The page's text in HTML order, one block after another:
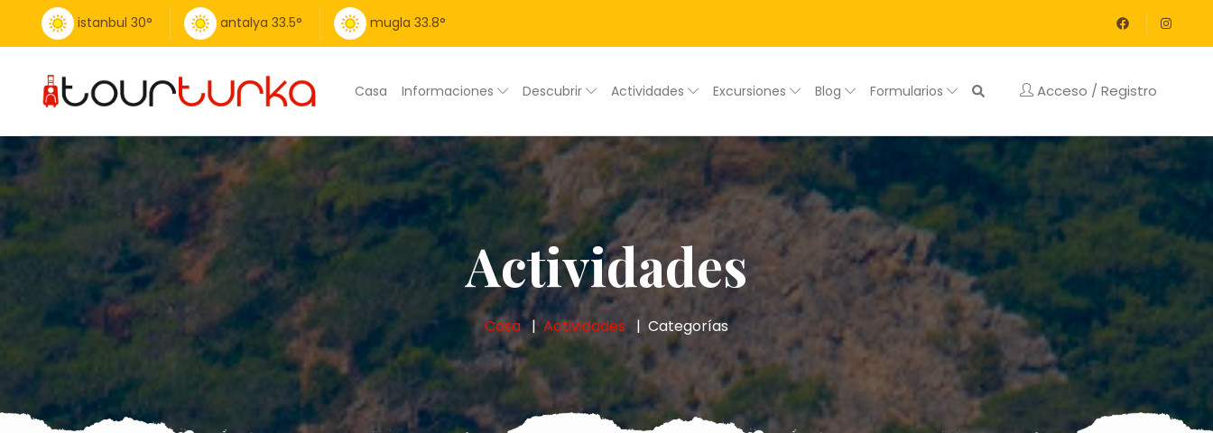
istanbul 30° antalya 33.5° mugla 33.8°
Casa Informaciones Descubrir Actividades Excursiones Blog Formularios Acceso / Registro
Actividades
Casa Actividades Categorías